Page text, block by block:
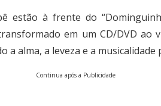
estão à frente do
em um CD/DVD ao
a alma, a leveza e a
Continua após a Publicidade